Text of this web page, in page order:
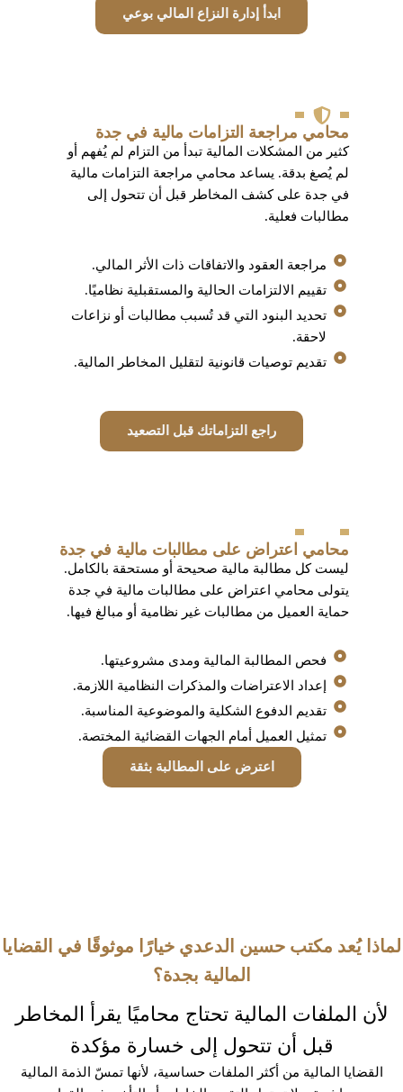
ابدأ إدارة النزاع المالي بوعي
محامي مراجعة التزامات مالية في جدة
كثير من المشكلات المالية تبدأ من التزام لم يُفهم أو
لم يُصغ بدقة. يساعد محامي مراجعة التزامات مالية
في جدة على كشف المخاطر قبل أن تتحول إلى
مطالبات فعلية.
مراجعة العقود والاتفاقات ذات الأثر المالي.
تقييم الالتزامات الحالية والمستقبلية نظاميًا.
تحديد البنود التي قد تُسبب مطالبات أو نزاعات
لاحقة.
تقديم توصيات قانونية لتقليل المخاطر المالية.
راجع التزاماتك قبل التصعيد
محامي اعتراض على مطالبات مالية في جدة
ليست كل مطالبة مالية صحيحة أو مستحقة بالكامل.
يتولى محامي اعتراض على مطالبات مالية في جدة
حماية العميل من مطالبات غير نظامية أو مبالغ فيها.
فحص المطالبة المالية ومدى مشروعيتها.
إعداد الاعتراضات والمذكرات النظامية اللازمة.
تقديم الدفوع الشكلية والموضوعية المناسبة.
تمثيل العميل أمام الجهات القضائية المختصة.
اعترض على المطالبة بثقة
لماذا يُعد مكتب حسين الدعدي خيارًا موثوقًا في القضايا
المالية بجدة؟
لأن الملفات المالية تحتاج محاميًا يقرأ المخاطر
قبل أن تتحول إلى خسارة مؤكدة
القضايا المالية من أكثر الملفات حساسية، لأنها تمسّ الذمة المالية